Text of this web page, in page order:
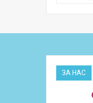
ЗА НАС